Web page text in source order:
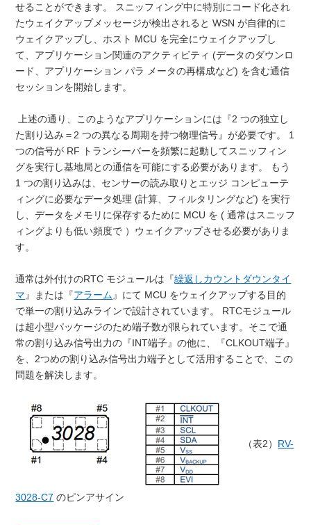
せることができます。 スニッフィング中に特別にコード化され
たウェイクアップメッセージが検出されると WSN が自律的に
ウェイクアップし、ホスト MCU を完全にウェイクアップし
て、アプリケーション関連のアクティビティ (データのダウンロ
ード、アプリケーション パラ メータの再構成など) を含む通信
セッションを開始します。
上述の通り、このようなアプリケーションには『2 つの独立し
た割り込み＝2 つの異なる周期を持つ物理信号』が必要です。 1
つの信号が RF トランシーバーを頻繁に起動してスニッフィン
グを実行し基地局との通信を可能にする必要があります。 もう
1 つの割り込みは、センサーの読み取りとエッジ コンピューテ
ィングに必要なデータ処理 (計算、フィルタリングなど) を実行
し、データをメモリに保存するために MCU を ( 通常はスニッフ
ィングよりも低い頻度で ）ウェイクアップさせる必要がありま
す。
通常は外付けのRTC モジュールは『繰返しカウントダウンタイ
マ』または『アラーム』にて MCU をウェイクアップする目的
で単一の割り込みラインで設計されています。 RTCモジュール
は超小型パッケージのため端子数が限られています。そこで通
常の割り込み信号出力の『INT端子』の他に、『CLKOUT端子』
を、2つめの割り込み信号出力端子として活用することで、この
問題を解決します。
（表2） RV-
3028-C7 のピンアサイン